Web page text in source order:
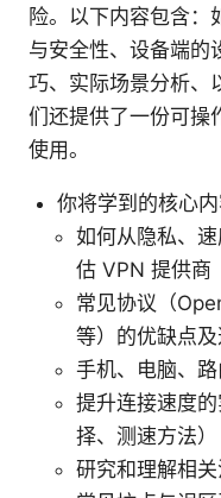
险。以下内容包含：
与安全性、设备端的
巧、实际场景分析、
们还提供了一份可操
使用。
你将学到的核心内
如何从隐私、
估 VPN 提供商
常见协议（
等）的优缺点
手机、电脑、
提升连接速度
择、测速方法）
研究和理解相